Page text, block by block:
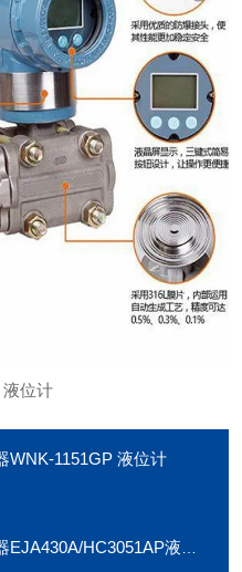
位计
WNK-1151GP 液位计
HC3051AP液位计